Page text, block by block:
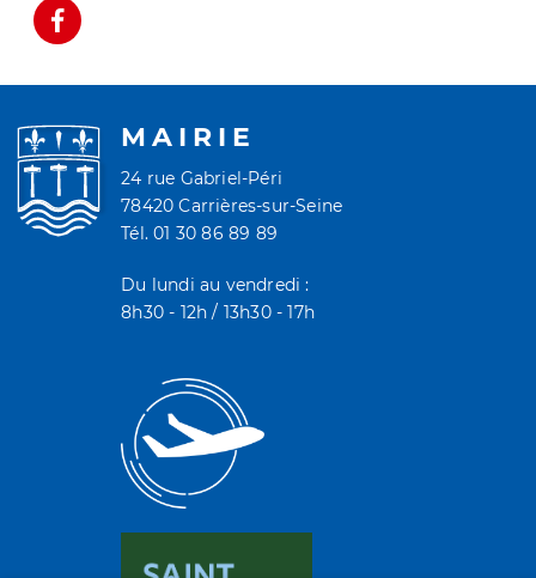
MAIRIE
24 rue Gabriel-Péri
78420 Carrières-sur-Seine
Tél. 01 30 86 89 89
Du lundi au vendredi :
8h30 - 12h / 13h30 - 17h